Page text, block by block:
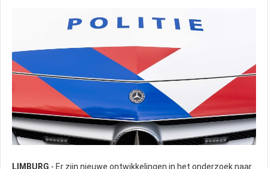
LIMBURG - Er zijn nieuwe ontwikkelingen in het onderzoek naar